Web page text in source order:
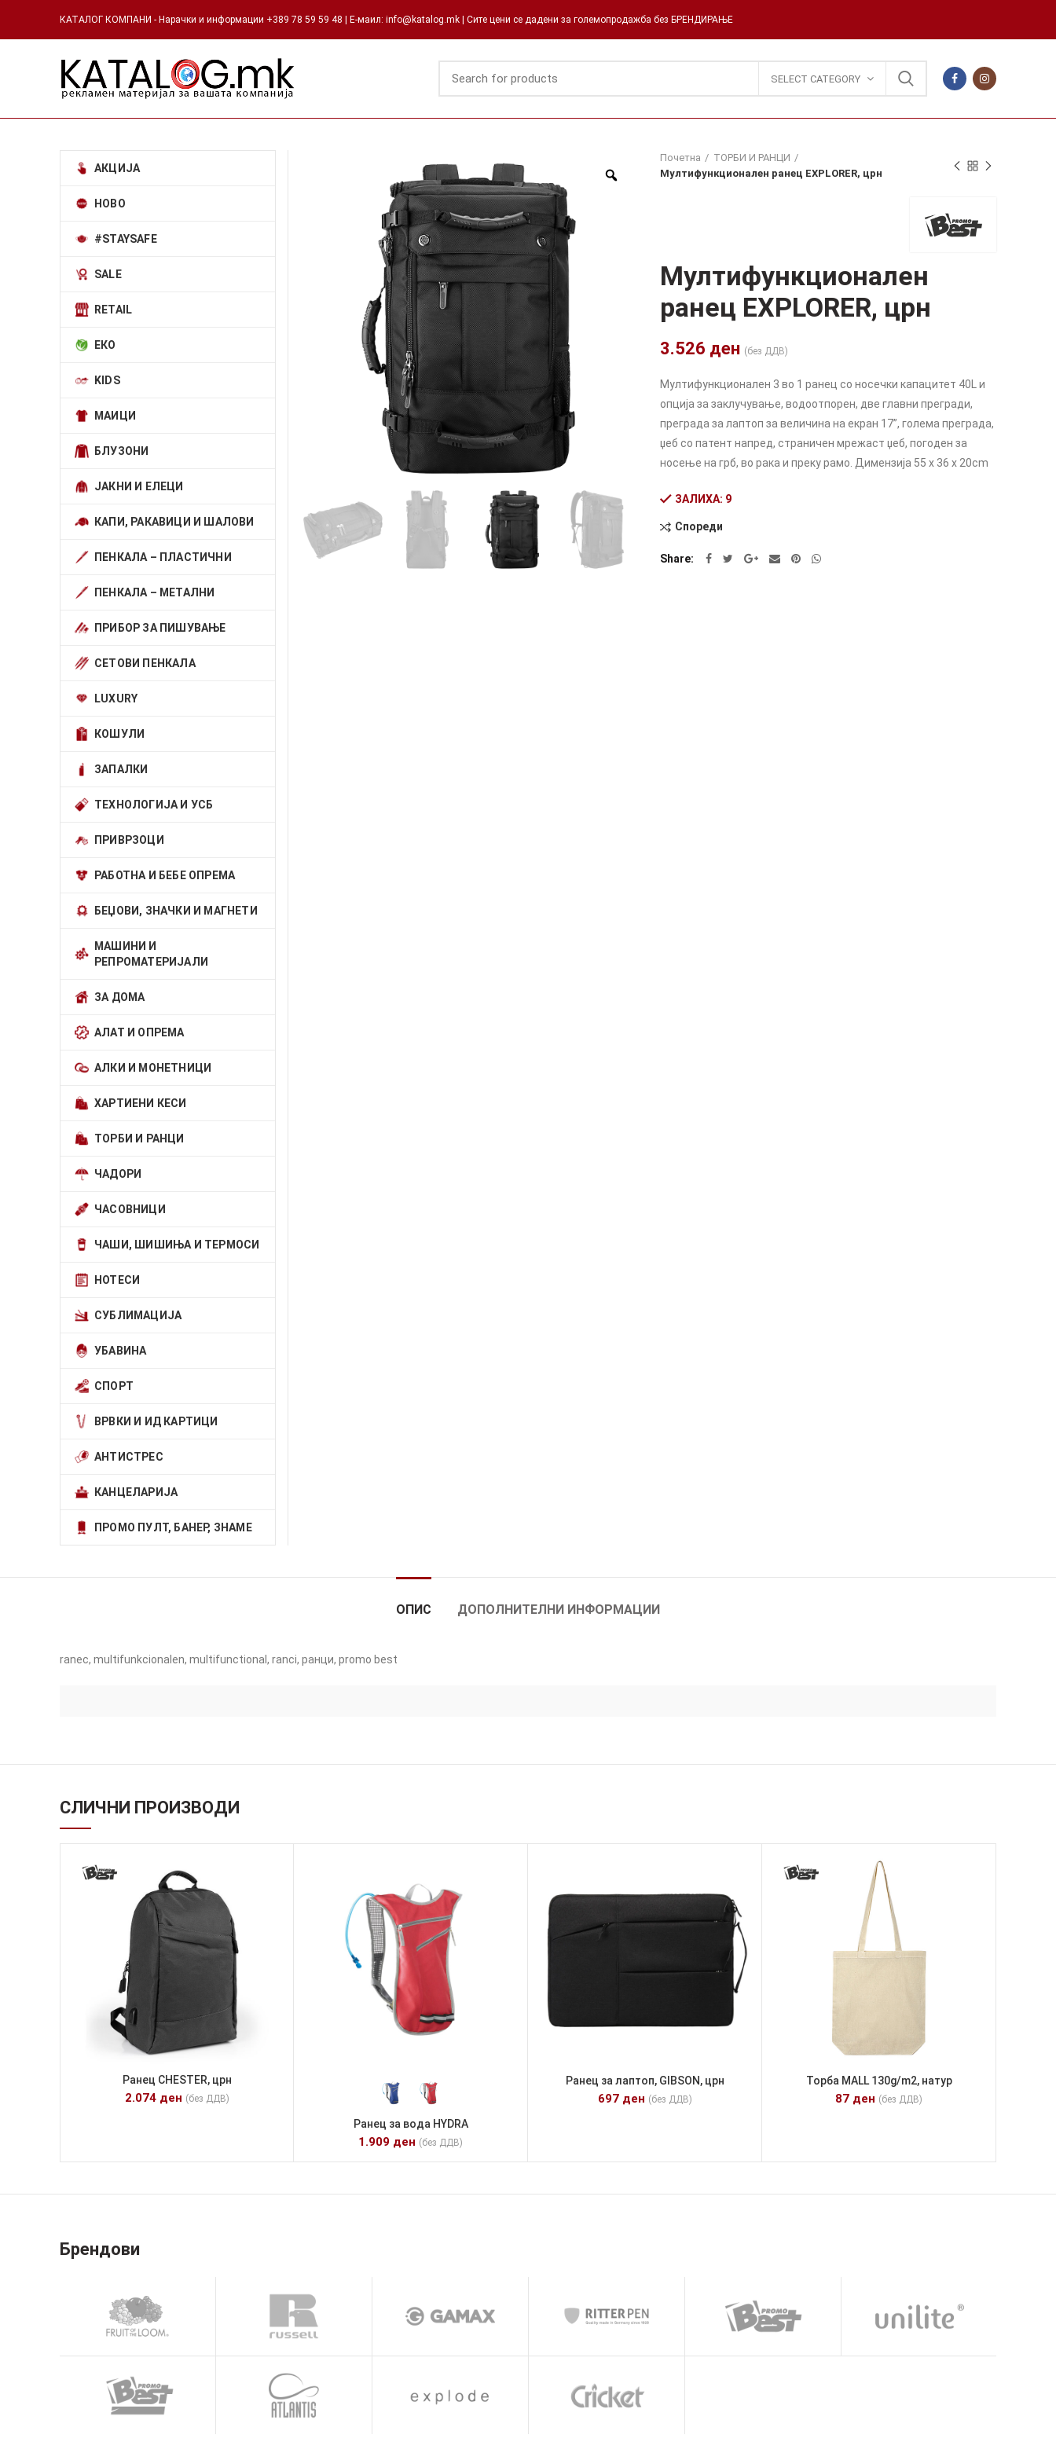
КАТАЛОГ КОМПАНИ - Нарачки и информации +389 78 59 59 48 | Е-маил: info@katalog.mk | Сите цени се дадени за големопродажба без БРЕНДИРАЊЕ
SELECT CATEGORY
Почетна
ТОРБИ И РАНЦИ
Мултифункционален ранец EXPLORER, црн
Мултифункционален
ранец EXPLORER, црн
3.526 ден (без ДДВ)
Мултифункционален 3 во 1 ранец со носечки капацитет 40L и
опција за заклучување, водоотпорен, две главни прегради,
преграда за лаптоп за величина на екран 17”, голема преграда,
џеб со патент напред, страничен мрежаст џеб, погоден за
носење на грб, во рака и преку рамо. Димензија 55 х 36 х 20cm
ЗАЛИХА: 9
Alternative:
Спореди
Share
АКЦИЈА
НОВО
#STAYSAFE
SALE
RETAIL
ЕКО
KIDS
МАИЦИ
БЛУЗОНИ
ЈАКНИ И ЕЛЕЦИ
КАПИ, РАКАВИЦИ И ШАЛОВИ
ПЕНКАЛА – ПЛАСТИЧНИ
ПЕНКАЛА – МЕТАЛНИ
ПРИБОР ЗА ПИШУВАЊЕ
СЕТОВИ ПЕНКАЛА
LUXURY
КОШУЛИ
ЗАПАЛКИ
ТЕХНОЛОГИЈА И УСБ
ПРИВРЗОЦИ
РАБОТНА И БЕБЕ ОПРЕМА
БЕЏОВИ, ЗНАЧКИ И МАГНЕТИ
МАШИНИ И
РЕПРОМАТЕРИЈАЛИ
ЗА ДОМА
АЛАТ И ОПРЕМА
АЛКИ И МОНЕТНИЦИ
ХАРТИЕНИ КЕСИ
ТОРБИ И РАНЦИ
ЧАДОРИ
ЧАСОВНИЦИ
ЧАШИ, ШИШИЊА И ТЕРМОСИ
НОТЕСИ
СУБЛИМАЦИЈА
УБАВИНА
СПОРТ
ВРВКИ И ИД КАРТИЦИ
АНТИСТРЕС
КАНЦЕЛАРИЈА
ПРОМО ПУЛТ, БАНЕР, ЗНАМЕ
ОПИС ДОПОЛНИТЕЛНИ ИНФОРМАЦИИ
ranec, multifunkcionalen, multifunctional, ranci, ранци, promo best
СЛИЧНИ ПРОИЗВОДИ
Ранец CHESTER, црн
2.074 ден (без ДДВ)
Ранец за вода HYDRA
1.909 ден (без ДДВ)
Ранец за лаптоп, GIBSON, црн
697 ден (без ДДВ)
Торба MALL 130g/m2, натур
87 ден (без ДДВ)
Брендови